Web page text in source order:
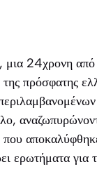
24χρονη από
πρόσφατης
ερωτήματα